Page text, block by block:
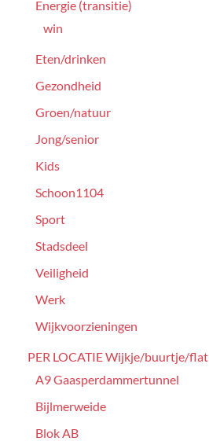
Energie (transitie)
win
Eten/drinken
Gezondheid
Groen/natuur
Jong/senior
Kids
Schoon1104
Sport
Stadsdeel
Veiligheid
Werk
Wijkvoorzieningen
PER LOCATIE Wijkje/buurtje/flat
A9 Gaasperdammertunnel
Bijlmerweide
Blok AB